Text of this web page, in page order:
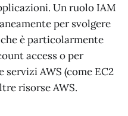
Un ruolo IAM
per svolgere
è particolarmente
access o per
AWS (come EC2
risorse AWS.